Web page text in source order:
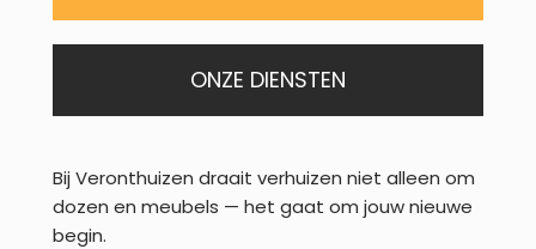
Bij Veronthuizen draait verhuizen niet alleen om
dozen en meubels — het gaat om jouw nieuwe
begin.
ONZE DIENSTEN